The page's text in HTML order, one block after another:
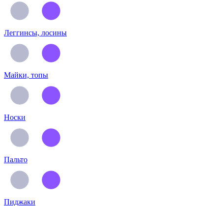
Леггинсы, лосины
Майки, топы
Носки
Пальто
Пиджаки